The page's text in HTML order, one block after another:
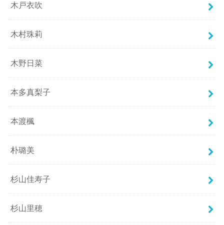
木戸衣吹
木村珠莉
木野日菜
本多真梨子
本渡楓
朴璐美
杉山佳寿子
杉山里穂